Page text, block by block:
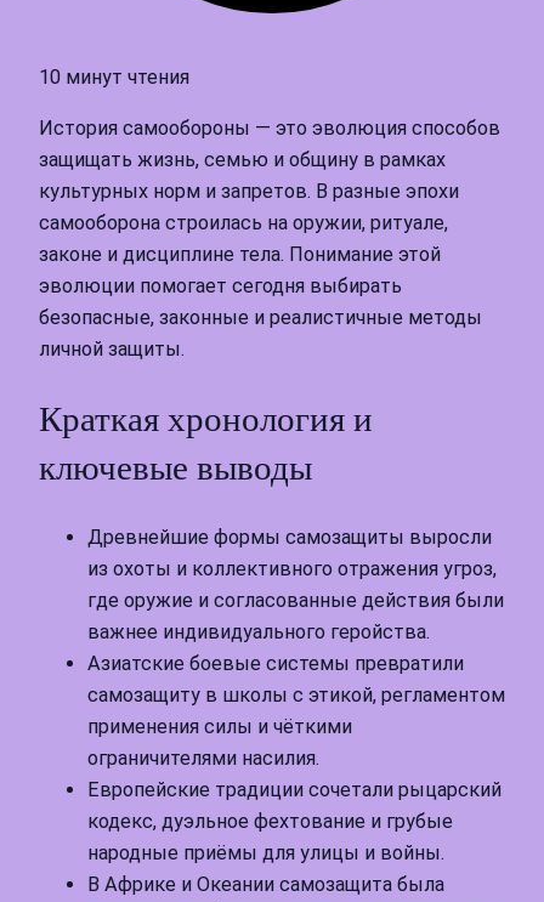
10 минут чтения
История самообороны — это эволюция способов
защищать жизнь, семью и общину в рамках
культурных норм и запретов. В разные эпохи
самооборона строилась на оружии, ритуале,
законе и дисциплине тела. Понимание этой
эволюции помогает сегодня выбирать
безопасные, законные и реалистичные методы
личной защиты.
Краткая хронология и
ключевые выводы
Древнейшие формы самозащиты выросли
из охоты и коллективного отражения угроз,
где оружие и согласованные действия были
важнее индивидуального геройства.
Азиатские боевые системы превратили
самозащиту в школы с этикой, регламентом
применения силы и чёткими
ограничителями насилия.
Европейские традиции сочетали рыцарский
кодекс, дуэльное фехтование и грубые
народные приёмы для улицы и войны.
В Африке и Океании самозащита была